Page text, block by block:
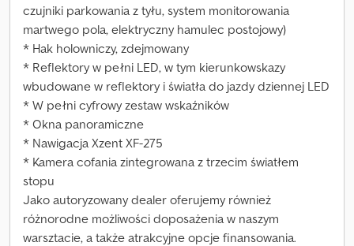
czujniki parkowania z tyłu, system monitorowania
martwego pola, elektryczny hamulec postojowy)
* Hak holowniczy, zdejmowany
* Reflektory w pełni LED, w tym kierunkowskazy
wbudowane w reflektory i światła do jazdy dziennej LED
* W pełni cyfrowy zestaw wskaźników
* Okna panoramiczne
* Nawigacja Xzent XF-275
* Kamera cofania zintegrowana z trzecim światłem
stopu
Jako autoryzowany dealer oferujemy również
różnorodne możliwości doposażenia w naszym
warsztacie, a także atrakcyjne opcje finansowania.